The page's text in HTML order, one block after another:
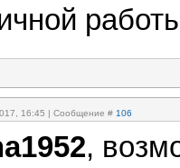
16:45 | Сообщение # 106
,